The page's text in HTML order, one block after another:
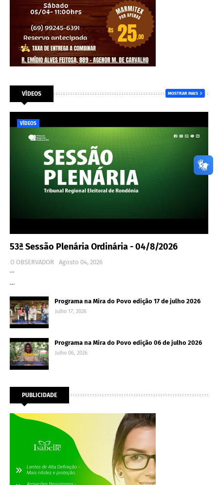
VÍDEOS MOSTRAR MAIS
VÍDEOS
53ª Sessão Plenária Ordinária - 04/8/2026
O OBSERVADOR
Agosto 04, 2026
…
…
Programa na Mira do Povo edição 17 de julho 2026
Julho 17, 2026
Programa na Mira do Povo edição 06 de julho 2026
Julho 06, 2026
PUBLICIDADE